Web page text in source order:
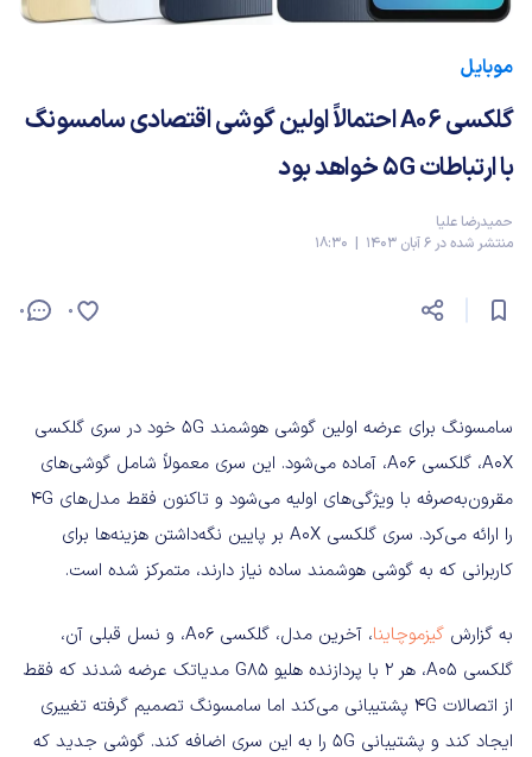
موبایل
گلکسی A06 احتمالاً اولین گوشی اقتصادی سامسونگ
با ارتباطات 5G خواهد بود
حمیدرضا علیا
منتشر شده در 6 آبان 1403 | 18:30
0 0
سامسونگ برای عرضه اولین گوشی هوشمند 5G خود در سری گلکسی
A0X، گلکسی A06، آماده می‌شود. این سری معمولاً شامل گوشی‌های
مقرون‌به‌صرفه با ویژگی‌های اولیه می‌شود و تاکنون فقط مدل‌های 4G
را ارائه می‌کرد. سری گلکسی A0X بر پایین‌ نگه‌داشتن هزینه‌ها برای
کاربرانی که به گوشی هوشمند ساده نیاز دارند، متمرکز شده است.
به گزارش گیزموچاینا
، آخرین مدل، گلکسی A06، و نسل قبلی آن،
گلکسی A05، هر 2 با پردازنده هلیو G85 مدیاتک عرضه شدند که فقط
از اتصالات 4G پشتیبانی می‌کند اما سامسونگ تصمیم گرفته تغییری
ایجاد کند و پشتیبانی 5G را به این سری اضافه کند. گوشی جدید که